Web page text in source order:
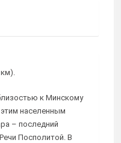
к Минскому
населенным
– последний
Посполитой. В